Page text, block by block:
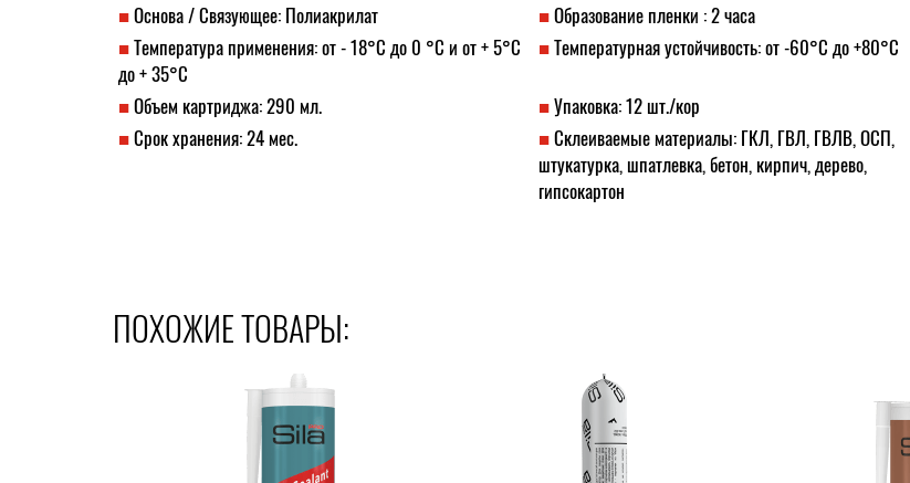
Основа / Связующее: Полиакрилат Образование пленки : 2 часа
Температура применения: от - 18°C до 0 °C и от + 5°C
до + 35°C
Температурная устойчивость: от -60°C до +80°C
Объем картриджа: 290 мл. Упаковка: 12 шт./кор
Срок хранения: 24 мес.
Склеиваемые материалы: ​​​​​​​ГКЛ, ГВЛ, ГВЛВ, ОСП,
штукатурка, шпатлевка, бетон, кирпич, дерево,
гипсокартон
ПОХОЖИЕ ТОВАРЫ: